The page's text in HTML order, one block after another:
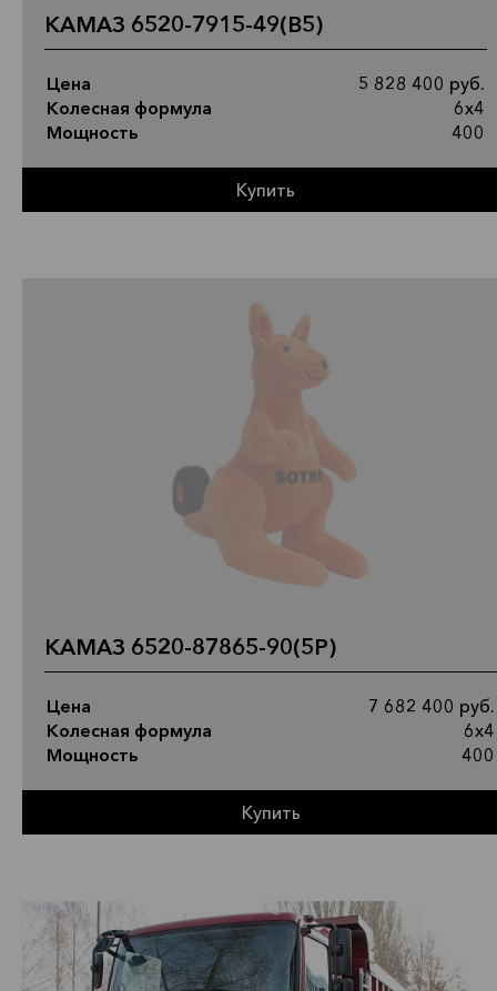
КАМАЗ 6520-7915-49(B5)
Цена
5 828 400 руб.
Колесная формула
6х4
Мощность
400
Купить
КАМАЗ 6520-87865-90(5Р)
Цена
7 682 400 руб.
Колесная формула
6х4
Мощность
400
Купить